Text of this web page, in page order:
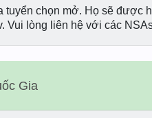
chọn mở. Họ sẽ được
Vui lòng liên hệ với các
Gia